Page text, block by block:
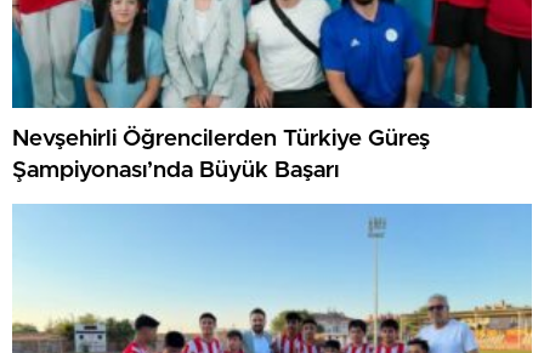
Nevşehirli Öğrencilerden Türkiye Güreş
Şampiyonası’nda Büyük Başarı